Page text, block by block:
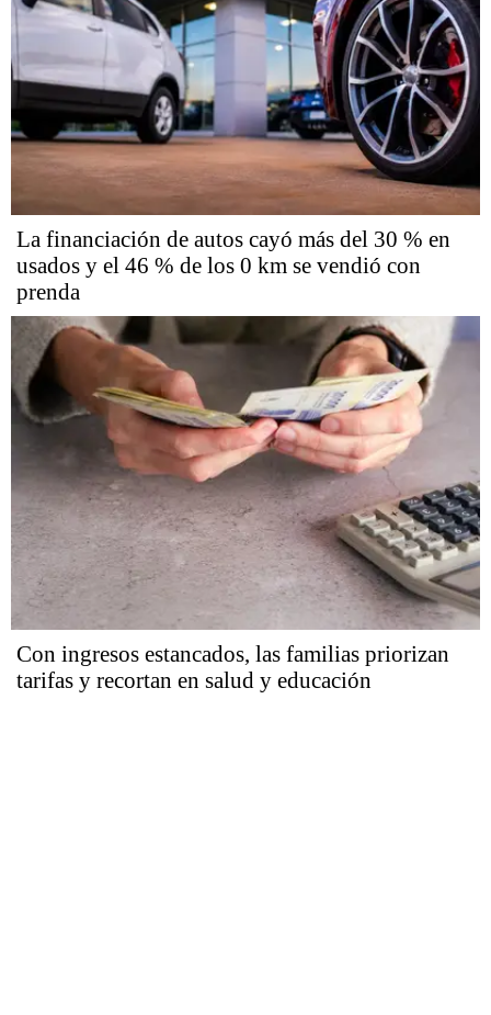
La financiación de autos cayó más del 30 % en
usados y el 46 % de los 0 km se vendió con
prenda
Con ingresos estancados, las familias priorizan
tarifas y recortan en salud y educación